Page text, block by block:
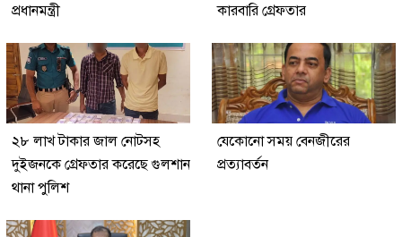
প্রধানমন্ত্রী
কারবারি গ্রেফতার
২৮ লাখ টাকার জাল নোটসহ
দুইজনকে গ্রেফতার করেছে গুলশান
থানা পুলিশ
যেকোনো সময় বেনজীরের
প্রত্যাবর্তন